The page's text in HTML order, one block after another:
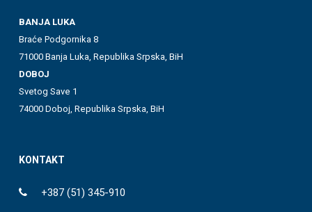
BANJA LUKA
Braće Podgornika 8
71000 Banja Luka, Republika Srpska, BiH
DOBOJ
Svetog Save 1
74000 Doboj, Republika Srpska, BiH
KONTAKT
+387 (51) 345-910